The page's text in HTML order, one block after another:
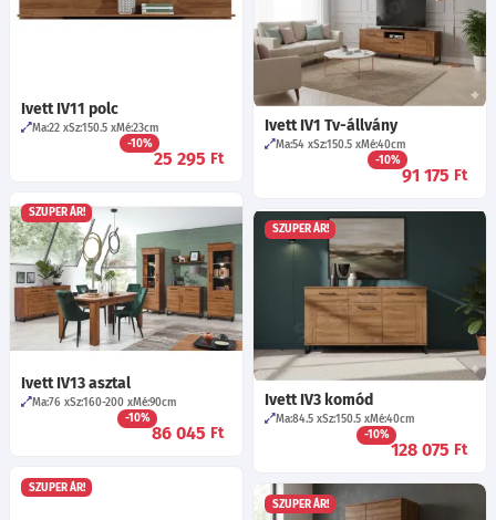
Ivett IV11 polc
Ma:22 Sz:150.5 Mé:23cm
-10%
25 295 Ft
Ivett IV1 Tv-állvány
Ma:54 Sz:150.5 Mé:40cm
-10%
91 175 Ft
SZUPER ÁR!
Ivett IV13 asztal
Ma:76 Sz:160-200 Mé:90cm
-10%
86 045 Ft
SZUPER ÁR!
Ivett IV3 komód
Ma:84.5 Sz:150.5 Mé:40cm
-10%
128 075 Ft
SZUPER ÁR!
SZUPER ÁR!